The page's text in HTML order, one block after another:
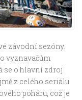
závodní sezóny.
vyznavačům
se o hlavní zdroj
z celého seriálu
poháru, což je